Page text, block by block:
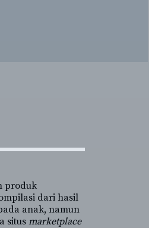
produk
dari hasil
anak, namun
situsmarketplace